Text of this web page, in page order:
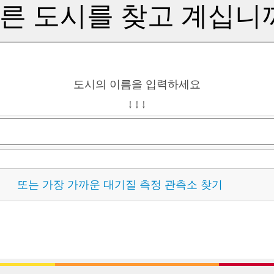
도시를 찾고 계십니
도시의 이름을 입력하세요
↓ ↓ ↓
또는 가장 가까운 대기질 측정 관측소 찾기